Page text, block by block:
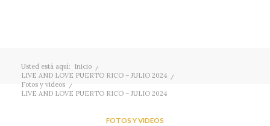
Usted está aquí: Inicio
/
LIVE AND LOVE PUERTO RICO – JULIO 2024
/
Fotos y videos
/
LIVE AND LOVE PUERTO RICO – JULIO 2024
FOTOS Y VIDEOS